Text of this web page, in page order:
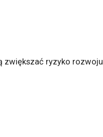
zwiększać ryzyko rozwoju